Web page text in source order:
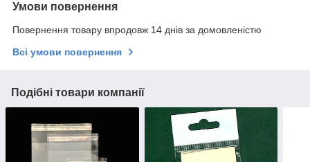
Умови повернення
Повернення товару впродовж 14 днів за домовленістю
Всі умови повернення
Подібні товари компанії